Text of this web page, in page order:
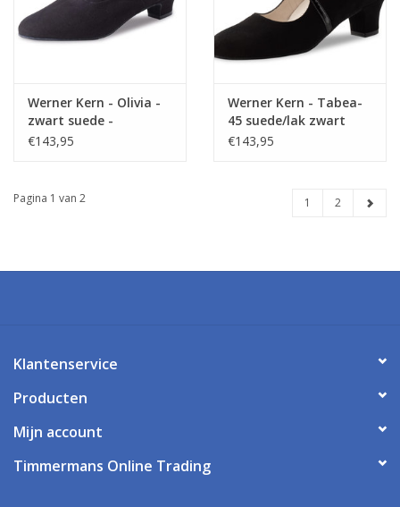
Werner Kern - Olivia -
zwart suede -
vetersluiting
€143,95
Werner Kern - Tabea-
45 suede/lak zwart
€143,95
Pagina 1 van 2 1 2
Klantenservice
Producten
Mijn account
Timmermans Online Trading